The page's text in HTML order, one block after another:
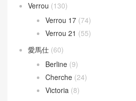
Verrou (130)
Verrou 17 (74)
Verrou 21 (55)
愛馬仕 (60)
Berline (9)
Cherche (24)
Victoria (8)